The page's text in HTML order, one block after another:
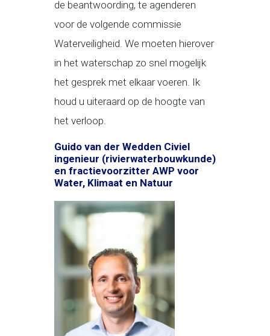
de beantwoording, te agenderen
voor de volgende commissie
Waterveiligheid. We moeten hierover
in het waterschap zo snel mogelijk
het gesprek met elkaar voeren. Ik
houd u uiteraard op de hoogte van
het verloop.
Guido van der Wedden Civiel
ingenieur (rivierwaterbouwkunde)
en fractievoorzitter AWP voor
Water, Klimaat en Natuur